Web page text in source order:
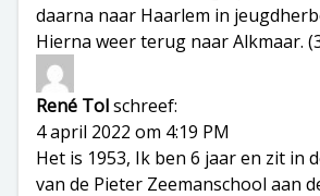
daarna naar Haarlem in
Hierna weer terug naar Alkmaar.
René Tolschreef:
4 april 2022 om 4:19 PM
Het is 1953, Ik ben 6 jaar en zit in
van de Pieter Zeemanschool aan